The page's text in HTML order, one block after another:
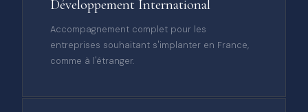
Développement International
Accompagnement complet pour les
entreprises souhaitant s'implanter en France,
comme à l'étranger.